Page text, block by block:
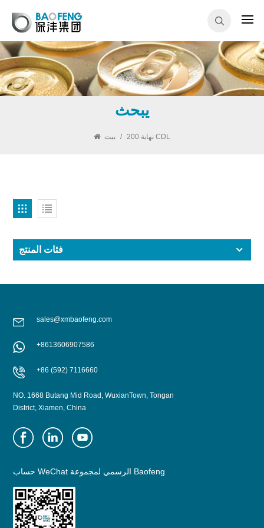
يبحث
/ 200 نهاية CDL
فئات المنتج
sales@xmbaofeng.com
+8613606907586
+86 (592) 7116660
NO. 1668 Butang Mid Road, WuxianTown, Tongan
District, Xiamen, China
حساب WeChat الرسمي لمجموعة Baofeng